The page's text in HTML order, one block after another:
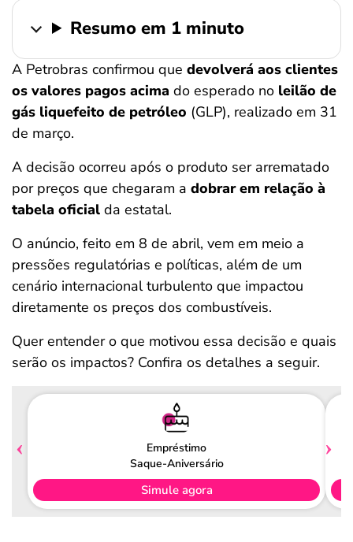
Resumo em 1 minuto
A Petrobras confirmou que devolverá aos clientes
os valores pagos acima do esperado no leilão de
gás liquefeito de petróleo (GLP), realizado em 31
de março.
A decisão ocorreu após o produto ser arrematado
por preços que chegaram a dobrar em relação à
tabela oficial da estatal.
O anúncio, feito em 8 de abril, vem em meio a
pressões regulatórias e políticas, além de um
cenário internacional turbulento que impactou
diretamente os preços dos combustíveis.
Quer entender o que motivou essa decisão e quais
serão os impactos? Confira os detalhes a seguir.
Empréstimo
Saque-Aniversário
Simule agora